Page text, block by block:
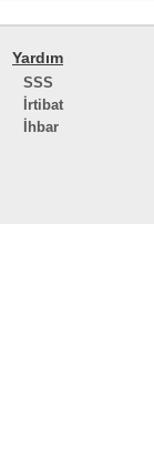
Yardım
SSS
İrtibat
İhbar